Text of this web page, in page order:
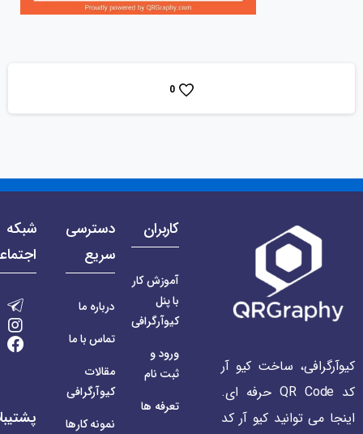
0
کیوآرگرافی، ساخت کیو آر
کد QR Code حرفه ای.
اینجا می توانید کیو آر کد
کاربران
آموزش کار
با پنل
کیوآرگرافی
ورود و
ثبت نام
تعرفه ها
دسترسی
سریع
درباره ما
تماس با ما
مقالات
کیوآرگرافی
نمونه کارها